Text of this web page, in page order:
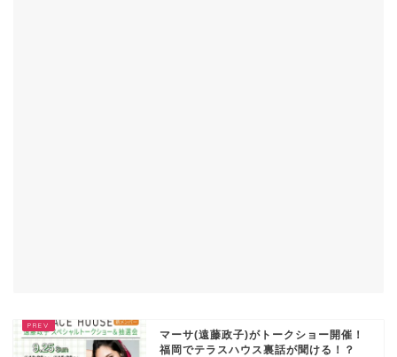
マーサ(遠藤政子)がトークショー開催！
福岡でテラスハウス裏話が聞ける！？